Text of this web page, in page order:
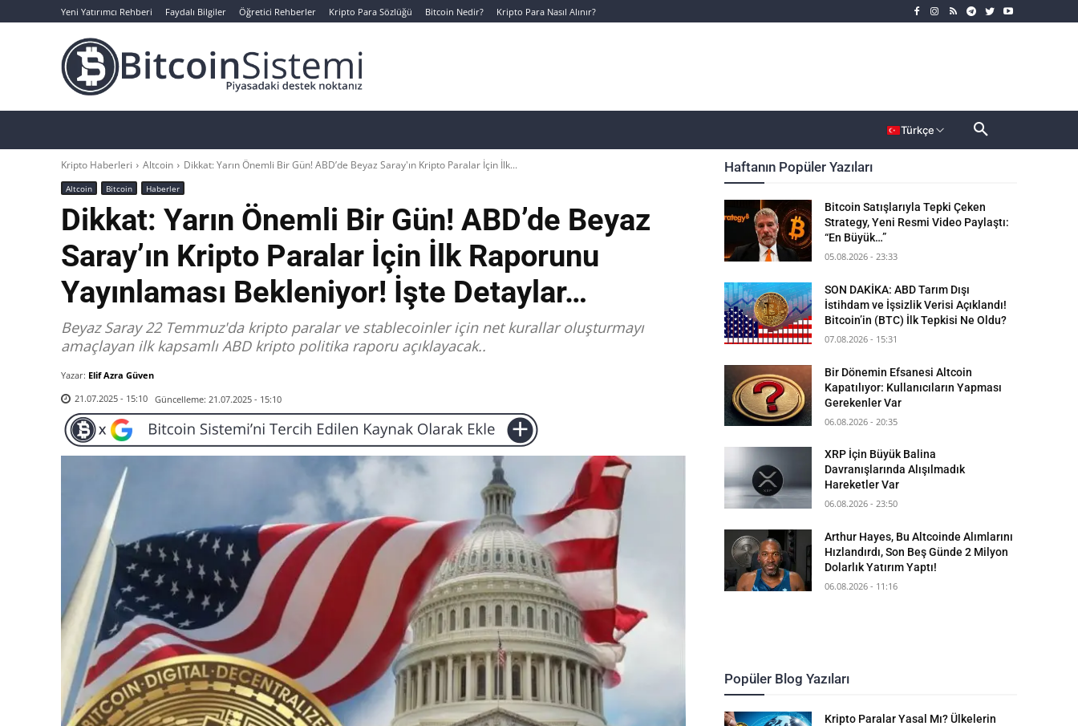
Yeni Yatırımcı Rehberi Faydalı Bilgiler Öğretici Rehberler Kripto Para Sözlüğü Bitcoin Nedir? Kripto Para Nasıl Alınır?
Türkçe
Kripto Haberleri Altcoin Dikkat: Yarın Önemli Bir Gün! ABD’de Beyaz Saray'ın Kripto Paralar İçin İlk...
Altcoin Bitcoin Haberler
Dikkat: Yarın Önemli Bir Gün! ABD’de Beyaz
Saray’ın Kripto Paralar İçin İlk Raporunu
Yayınlaması Bekleniyor! İşte Detaylar…
Beyaz Saray 22 Temmuz'da kripto paralar ve stablecoinler için net kurallar oluşturmayı
amaçlayan ilk kapsamlı ABD kripto politika raporu açıklayacak..
Yazar: Elif Azra Güven
21.07.2025 - 15:10 Güncelleme: 21.07.2025 - 15:10
Haftanın Popüler Yazıları
Bitcoin Satışlarıyla Tepki Çeken
Strategy, Yeni Resmi Video Paylaştı:
“En Büyük…”
05.08.2026 - 23:33
SON DAKİKA: ABD Tarım Dışı
İstihdam ve İşsizlik Verisi Açıklandı!
Bitcoin’in (BTC) İlk Tepkisi Ne Oldu?
07.08.2026 - 15:31
Bir Dönemin Efsanesi Altcoin
Kapatılıyor: Kullanıcıların Yapması
Gerekenler Var
06.08.2026 - 20:35
XRP İçin Büyük Balina
Davranışlarında Alışılmadık
Hareketler Var
06.08.2026 - 23:50
Arthur Hayes, Bu Altcoinde Alımlarını
Hızlandırdı, Son Beş Günde 2 Milyon
Dolarlık Yatırım Yaptı!
06.08.2026 - 11:16
Popüler Blog Yazıları
Kripto Paralar Yasal Mı? Ülkelerin